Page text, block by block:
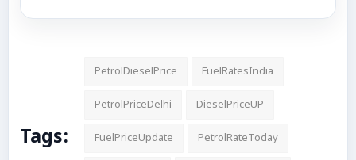
Tags:
PetrolDieselPrice FuelRatesIndia
PetrolPriceDelhi DieselPriceUP
FuelPriceUpdate PetrolRateToday